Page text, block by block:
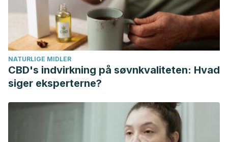
NATURLIGE MIDLER
CBD's indvirkning på søvnkvaliteten: Hvad
siger eksperterne?